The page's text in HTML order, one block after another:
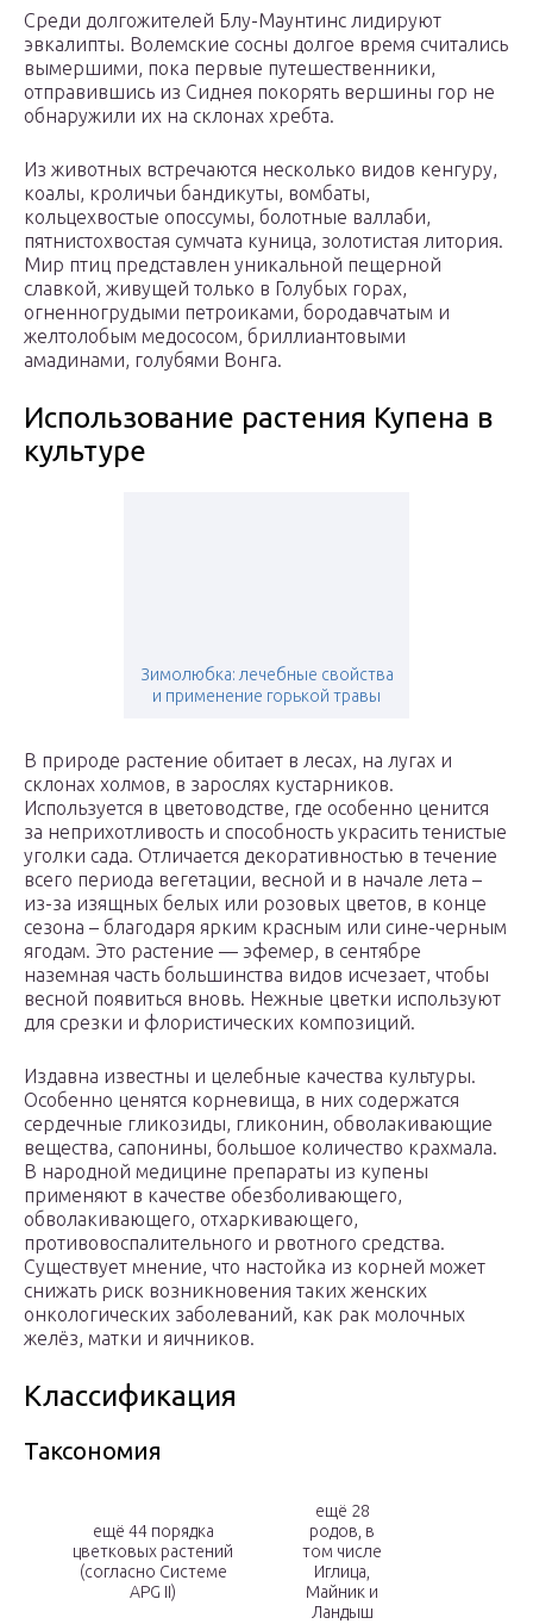
Среди долгожителей Блу-Маунтинс лидируют
эвкалипты. Волемские сосны долгое время считались
вымершими, пока первые путешественники,
отправившись из Сиднея покорять вершины гор не
обнаружили их на склонах хребта.
Из животных встречаются несколько видов кенгуру,
коалы, кроличьи бандикуты, вомбаты,
кольцехвостые опоссумы, болотные валлаби,
пятнистохвостая сумчата куница, золотистая литория.
Мир птиц представлен уникальной пещерной
славкой, живущей только в Голубых горах,
огненногрудыми петроиками, бородавчатым и
желтолобым медососом, бриллиантовыми
амадинами, голубями Вонга.
Использование растения Купена в
культуре
Зимолюбка: лечебные свойства
и применение горькой травы
В природе растение обитает в лесах, на лугах и
склонах холмов, в зарослях кустарников.
Используется в цветоводстве, где особенно ценится
за неприхотливость и способность украсить тенистые
уголки сада. Отличается декоративностью в течение
всего периода вегетации, весной и в начале лета –
из-за изящных белых или розовых цветов, в конце
сезона – благодаря ярким красным или сине-черным
ягодам. Это растение — эфемер, в сентябре
наземная часть большинства видов исчезает, чтобы
весной появиться вновь. Нежные цветки используют
для срезки и флористических композиций.
Издавна известны и целебные качества культуры.
Особенно ценятся корневища, в них содержатся
сердечные гликозиды, гликонин, обволакивающие
вещества, сапонины, большое количество крахмала.
В народной медицине препараты из купены
применяют в качестве обезболивающего,
обволакивающего, отхаркивающего,
противовоспалительного и рвотного средства.
Существует мнение, что настойка из корней может
снижать риск возникновения таких женских
онкологических заболеваний, как рак молочных
желёз, матки и яичников.
Классификация
Таксономия
ещё 44 порядка
цветковых растений
(согласно Системе
APG II)
ещё 28
родов, в
том числе
Иглица,
Майник и
Ландыш